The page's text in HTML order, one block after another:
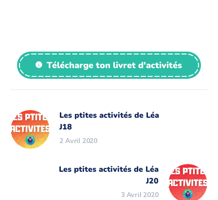
Télécharge ton livret d'activités
Les ptites activités de Léa
J18
2 Avril 2020
Les ptites activités de Léa
J20
3 Avril 2020